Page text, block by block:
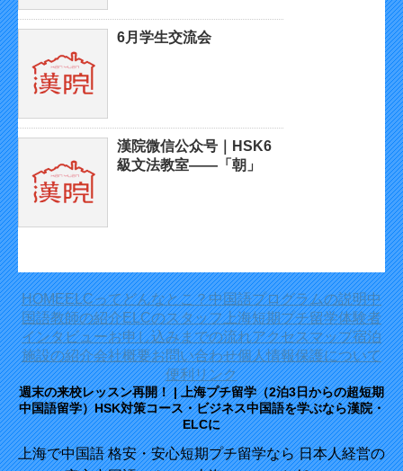
6月学生交流会
漢院微信公众号｜HSK6
級文法教室——「朝」
HOMEELCってどんなとこ？中国語プログラムの説明中
国語教師の紹介ELCのスタッフ上海短期プチ留学体験者
インタビューお申し込みまでの流れアクセスマップ宿泊
施設の紹介会社概要お問い合わせ個人情報保護について
便利リンク
週末の来校レッスン再開！ | 上海プチ留学（2泊3日からの超短期
中国語留学）HSK対策コース・ビジネス中国語を学ぶなら漢院・
ELCに
上海で中国語 格安・安心短期プチ留学なら 日本人経営の